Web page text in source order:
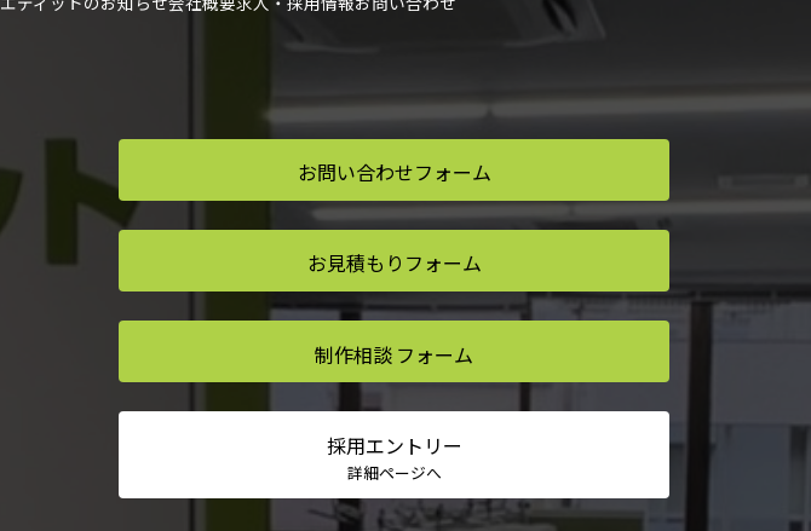
お問い合わせフォーム
お見積もり フォーム
制作相談 フォーム
採用エントリー
詳細ページへ